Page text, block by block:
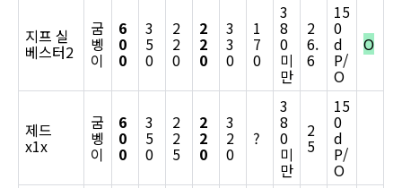
지프 실
베스터2
굼
벵
이
6
0
0
3
5
0
2
2
0
2
2
0
3
3
0
1
7
0
3
8
0
미
만
2
6.
6
15
0
d
P/
O
O
제드
x1x
굼
벵
이
6
0
0
3
5
0
2
2
5
2
2
0
3
2
0
?
3
8
0
미
만
2
5
15
0
d
P/
O